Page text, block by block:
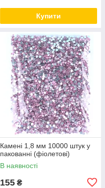
Купити
Камені 1,8 мм 10000 штук у
пакованні (фіолетові)
В наявності
155 ₴